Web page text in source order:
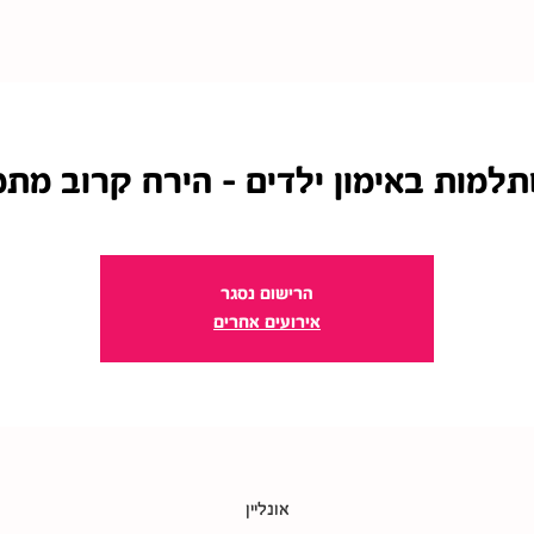
באימון ילדים - הירח קרוב
הרישום נסגר
אירועים אחרים
אונליין